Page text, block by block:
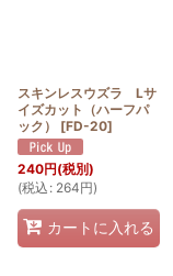
スキンレスウズラ Lサ
イズカット（ハーフパ
ック）
[FD-20]
240円(税別)
(税込 : 264円)
カートに入れる